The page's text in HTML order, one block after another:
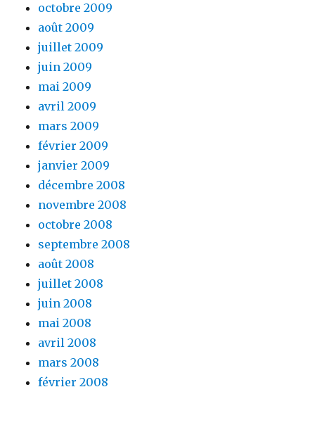
octobre 2009
août 2009
juillet 2009
juin 2009
mai 2009
avril 2009
mars 2009
février 2009
janvier 2009
décembre 2008
novembre 2008
octobre 2008
septembre 2008
août 2008
juillet 2008
juin 2008
mai 2008
avril 2008
mars 2008
février 2008